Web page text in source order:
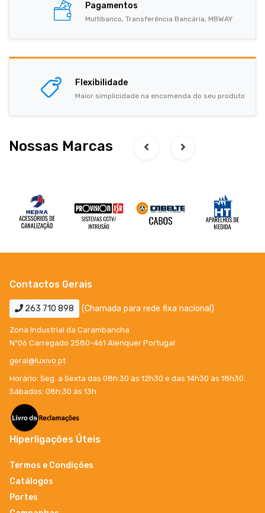
Pagamentos
Multibanco, Transferência Bancária, MBWAY
Flexibilidade
Maior simplicidade na encomenda do seu produto
Nossas Marcas
Contactos Gerais
263 710 898 (Chamada para rede fixa nacional)
Zona Industrial da Carambancha
Nº06 Carregado 2580-461 Alenquer Portugal
geral@luxivo.pt
Horário: Seg. a Sexta das 08h:30 às 12h30 e das 14h30 às 18h30.
Sábados: 08h:30 ás 13h
Hiperligações Úteis
Termos e Condições
Catálogos
Portes